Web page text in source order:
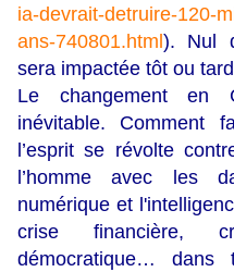
ia-devrait-detruire-120-
ans-740801.html ). Nul
sera impactée tôt ou
Le changement en
inévitable. Comment
l’esprit se révolte
l’homme avec les
numérique et
crise financière,
démocratique… dans